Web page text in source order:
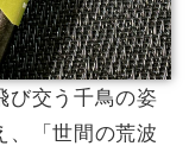
び交う千鳥の姿
、「世間の荒波